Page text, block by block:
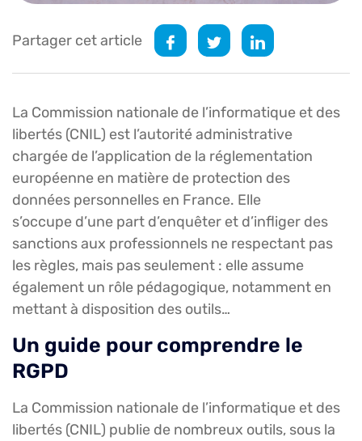
Partager cet article
La Commission nationale de l’informatique et des
libertés (CNIL) est l’autorité administrative
chargée de l’application de la réglementation
européenne en matière de protection des
données personnelles en France. Elle
s’occupe d’une part d’enquêter et d’infliger des
sanctions aux professionnels ne respectant pas
les règles, mais pas seulement : elle assume
également un rôle pédagogique, notamment en
mettant à disposition des outils…
Un guide pour comprendre le
RGPD
La Commission nationale de l’informatique et des
libertés (CNIL) publie de nombreux outils, sous la